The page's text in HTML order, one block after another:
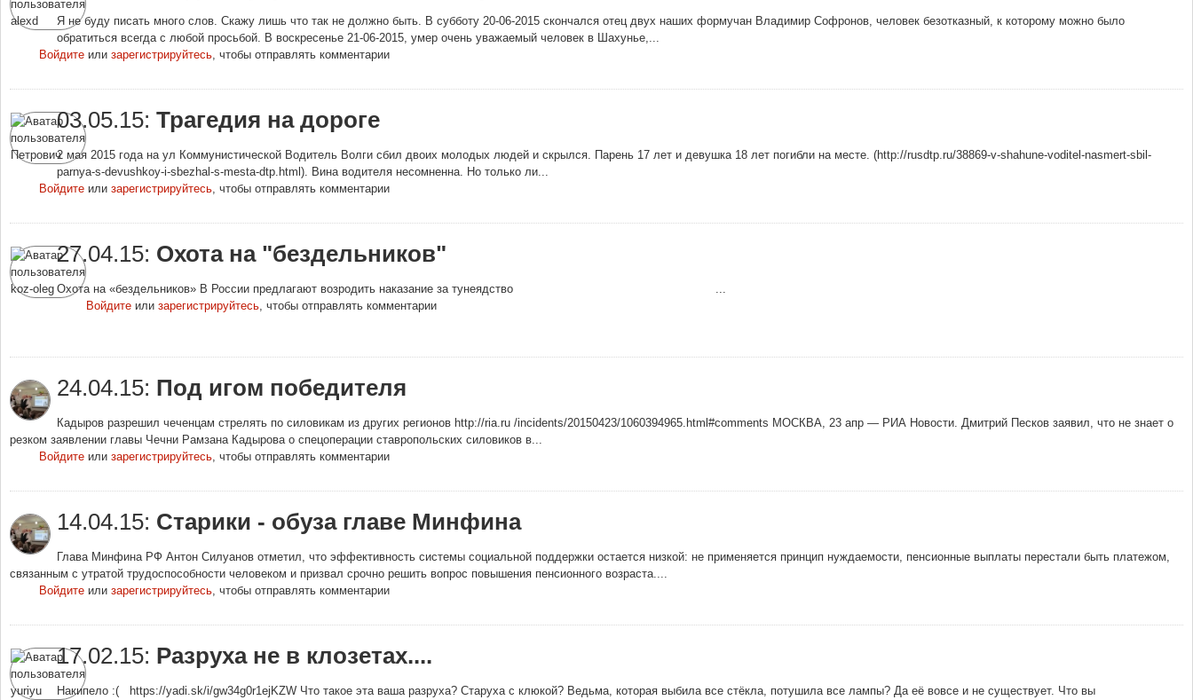
Я не буду писать много слов. Скажу лишь что так не должно быть. В субботу 20-06-2015 скончался отец двух наших формучан Владимир Софронов, человек безотказный, к которому можно было
обратиться всегда с любой просьбой. В воскресенье 21-06-2015, умер очень уважаемый человек в Шахунье,...
Войдитеили зарегистрируйтесь, чтобы отправлять комментарии
03.05.15: Трагедия на дороге
2 мая 2015 года на ул Коммунистической Водитель Волги сбил двоих молодых людей и скрылся. Парень 17 лет и девушка 18 лет погибли на месте. (http://rusdtp.ru/38869-v-shahune-voditel-nasmert-sbil-
parnya-s-devushkoy-i-sbezhal-s-mesta-dtp.html). Вина водителя несомненна. Но только ли...
Войдитеили зарегистрируйтесь, чтобы отправлять комментарии
27.04.15: Охота на "бездельников"
Охота на «бездельников» В России предлагают возродить наказание за тунеядство ...
Войдитеили зарегистрируйтесь, чтобы отправлять комментарии
24.04.15: Под игом победителя
Кадыров разрешил чеченцам стрелять по силовикам из других регионов http://ria.ru /incidents/20150423/1060394965.html#comments МОСКВА, 23 апр — РИА Новости. Дмитрий Песков заявил, что не знает о
резком заявлении главы Чечни Рамзана Кадырова о спецоперации ставропольских силовиков в...
Войдитеили зарегистрируйтесь, чтобы отправлять комментарии
14.04.15: Старики - обуза главе Минфина
Глава Минфина РФ Антон Силуанов отметил, что эффективность системы социальной поддержки остается низкой: не применяется принцип нуждаемости, пенсионные выплаты перестали быть платежом,
связанным с утратой трудоспособности человеком и призвал срочно решить вопрос повышения пенсионного возраста....
Войдитеили зарегистрируйтесь, чтобы отправлять комментарии
17.02.15: Разруха не в клозетах....
Накипело :( https://yadi.sk/i/gw34g0r1ejKZW Что такое эта ваша разруха? Старуха с клюкой? Ведьма, которая выбила все стёкла, потушила все лампы? Да её вовсе и не существует. Что вы